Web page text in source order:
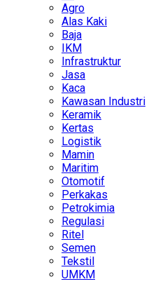
Agro
Alas Kaki
Baja
IKM
Infrastruktur
Jasa
Kaca
Kawasan Industri
Keramik
Kertas
Logistik
Mamin
Maritim
Otomotif
Perkakas
Petrokimia
Regulasi
Ritel
Semen
Tekstil
UMKM